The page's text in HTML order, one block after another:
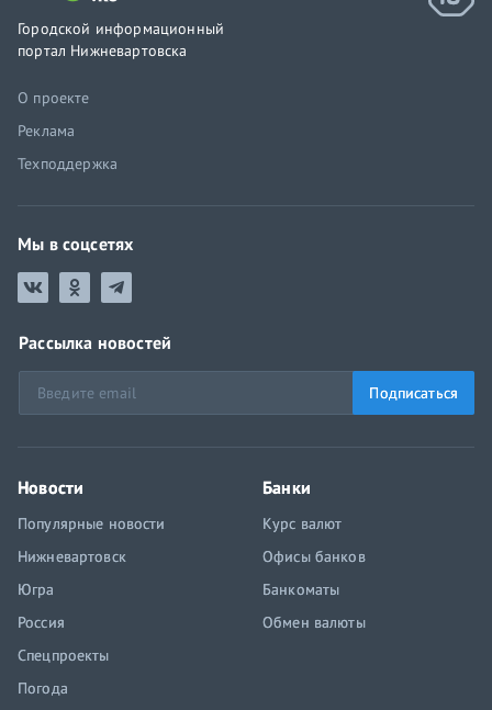
Городской информационный
портал Нижневартовска
О проекте
Реклама
Техподдержка
Мы в соцсетях
Рассылка новостей
Подписаться
Новости
Популярные новости
Нижневартовск
Югра
Россия
Спецпроекты
Погода
Банки
Курс валют
Офисы банков
Банкоматы
Обмен валюты